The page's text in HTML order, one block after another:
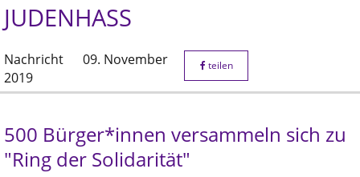
JUDENHASS
Nachricht
09. November
2019
teilen
500 Bürger*innen versammeln sich zu
"Ring der Solidarität"